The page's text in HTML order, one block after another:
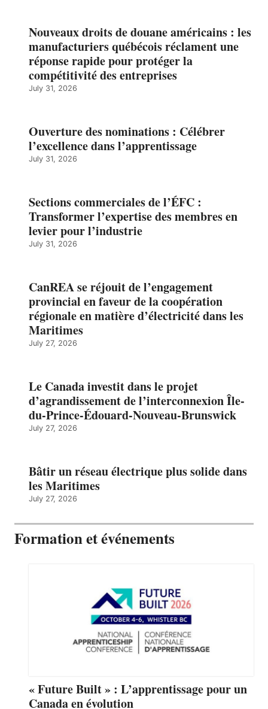
Nouveaux droits de douane américains : les
manufacturiers québécois réclament une
réponse rapide pour protéger la
compétitivité des entreprises
July 31, 2026
Ouverture des nominations : Célébrer
l’excellence dans l’apprentissage
July 31, 2026
Sections commerciales de l’ÉFC :
Transformer l’expertise des membres en
levier pour l’industrie
July 31, 2026
CanREA se réjouit de l’engagement
provincial en faveur de la coopération
régionale en matière d’électricité dans les
Maritimes
July 27, 2026
Le Canada investit dans le projet
d’agrandissement de l’interconnexion Île-
du-Prince-Édouard-Nouveau-Brunswick
July 27, 2026
Bâtir un réseau électrique plus solide dans
les Maritimes
July 27, 2026
Formation et événements
« Future Built » : L’apprentissage pour un
Canada en évolution